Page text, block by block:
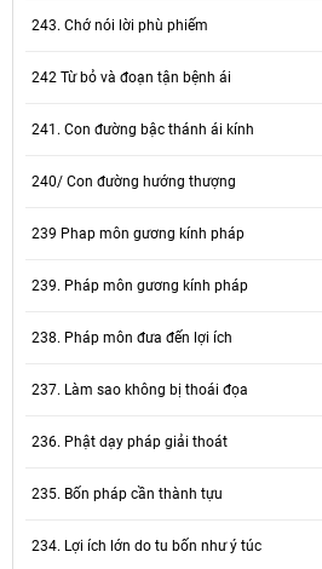
243. Chớ nói lời phù phiếm
242 Từ bỏ và đoạn tận bệnh ái
241. Con đường bậc thánh ái kính
240/ Con đường hướng thượng
239 Phap môn gương kính pháp
239. Pháp môn gương kính pháp
238. Pháp môn đưa đến lợi ích
237. Làm sao không bị thoái đọa
236. Phật dạy pháp giải thoát
235. Bốn pháp cần thành tựu
234. Lợi ích lớn do tu bốn như ý túc